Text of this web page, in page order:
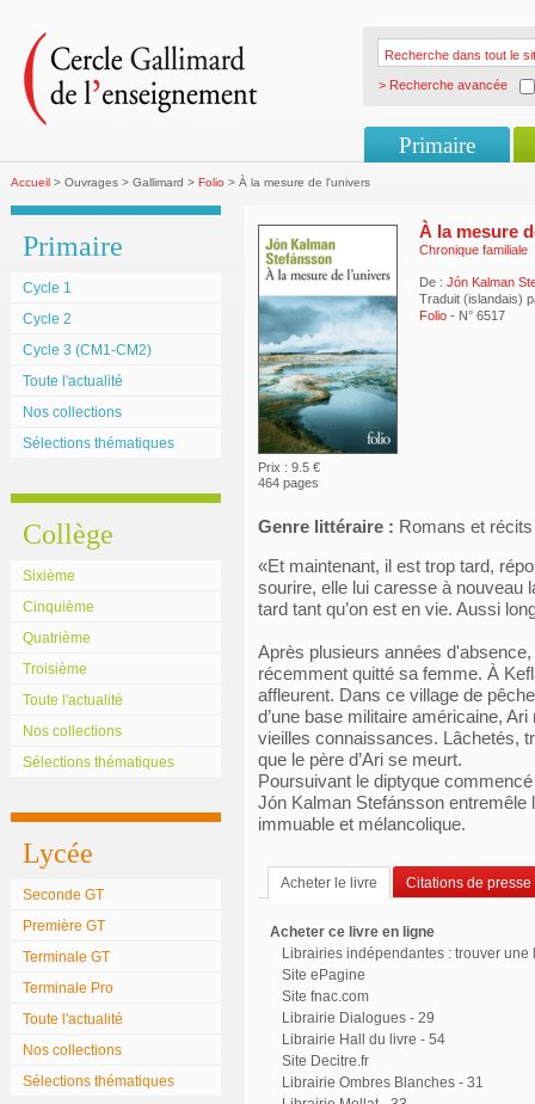
> Recherche avancée
Primaire
Accueil > Ouvrages > Gallimard > Folio > À la mesure de l'univers
Primaire
Cycle 1
Cycle 2
Cycle 3 (CM1-CM2)
Toute l'actualité
Nos collections
Sélections thématiques
Collège
Sixième
Cinquième
Quatrième
Troisième
Toute l'actualité
Nos collections
Sélections thématiques
Lycée
Seconde GT
Première GT
Terminale GT
Terminale Pro
Toute l'actualité
Nos collections
Sélections thématiques
Prix : 9.5 €
464 pages
À la mesure
Chronique familiale
De : Jón Kalman
Traduit (islandais)
Folio - N° 6517
Genre littéraire : Romans et récits
«Et maintenant, il est trop tard,
sourire, elle lui caresse à nouveau
tard tant qu’on est en vie. Aussi
Après plusieurs années
récemment quitté sa femme. À
affleurent. Dans ce village de
d’une base militaire américaine, Ari
vieilles connaissances. Lâchetés,
que le père d’Ari se meurt.
Poursuivant le diptyque
Jón Kalman Stefánsson
immuable et mélancolique.
Acheter le livre Citations de presse
Acheter ce livre en ligne
Librairies indépendantes : trouver une
Site ePagine
Site fnac.com
Librairie Dialogues - 29
Librairie Hall du livre - 54
Site Decitre.fr
Librairie Ombres Blanches - 31